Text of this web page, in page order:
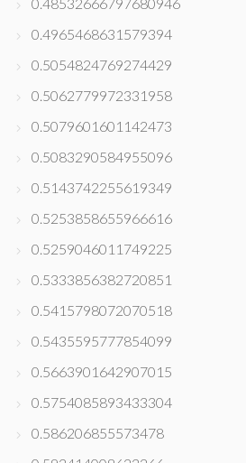
0.4965468631579394
0.5054824769274429
0.5062779972331958
0.5079601601142473
0.5083290584955096
0.5143742255619349
0.5253858655966616
0.5259046011749225
0.5333856382720851
0.5415798072070518
0.5435595777854099
0.5663901642907015
0.5754085893433304
0.586206855573478